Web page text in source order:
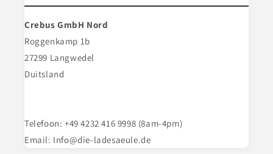
Crebus GmbH Nord
Roggenkamp 1b
27299 Langwedel
Duitsland
Telefoon: +49 4232 416 9998 (8am-4pm)
Email: Info@die-ladesaeule.de